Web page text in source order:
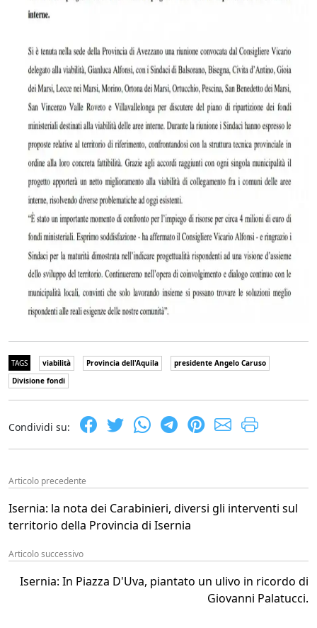
TAGS viabilità Provincia dell'Aquila
presidente Angelo Caruso
Divisione fondi
Condividi su:
Articolo precedente
Isernia: la nota dei Carabinieri, diversi gli interventi sul
territorio della Provincia di Isernia
Articolo successivo
Isernia: In Piazza D'Uva, piantato un ulivo in ricordo di
Giovanni Palatucci.